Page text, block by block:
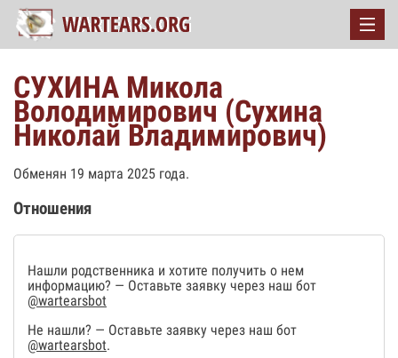
СУХИНА Микола
Володимирович (Сухина
Николай Владимирович)
Обменян 19 марта 2025 года.
Отношения
Нашли родственника и хотите получить о нем
информацию? — Оставьте заявку через наш бот
@wartearsbot
Не нашли? — Оставьте заявку через наш бот
@wartearsbot.